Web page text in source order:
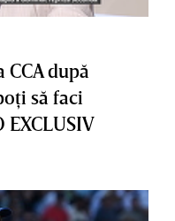
CCA după
să faci
EXCLUSIV